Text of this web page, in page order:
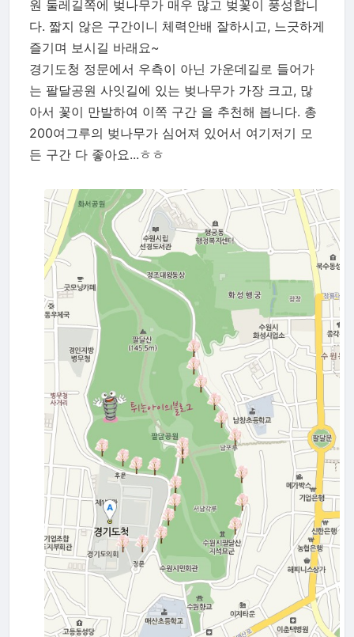
원 둘레길쪽에 벚나무가 매우 많고 벚꽃이 풍성합니
다. 짧지 않은 구간이니 체력안배 잘하시고, 느긋하게
즐기며 보시길 바래요~
경기도청 정문에서 우측이 아닌 가운데길로 들어가
는 팔달공원 사잇길에 있는 벚나무가 가장 크고, 많
아서 꽃이 만발하여 이쪽 구간 을 추천해 봅니다. 총
200여그루의 벚나무가 심어져 있어서 여기저기 모
든 구간 다 좋아요...ㅎㅎ